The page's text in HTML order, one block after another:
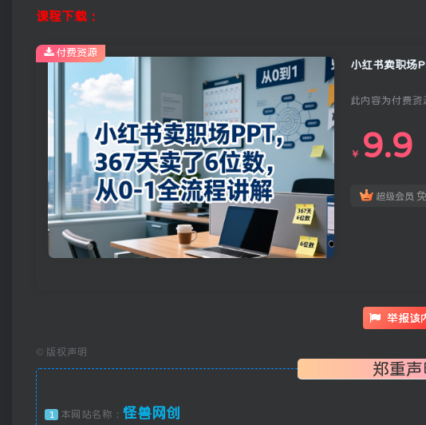
课程下载：
小红书卖职场
此内容为付费
￥ 9.9
超级会员
付费资源
举报该
© 版权声明
郑重声
1 本网站名称： 怪兽网创